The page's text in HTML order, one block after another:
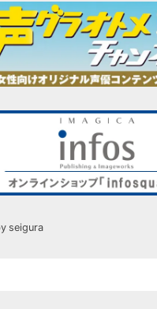
seigura